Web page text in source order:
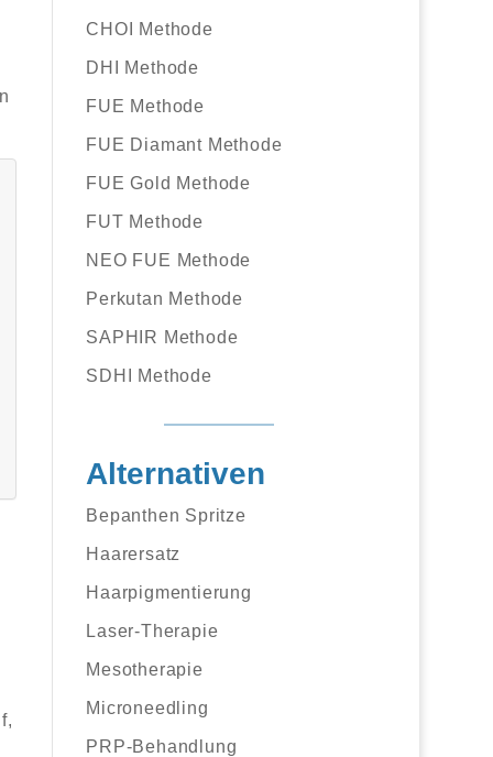
CHOI Methode
DHI Methode
FUE Methode
FUE Diamant Methode
FUE Gold Methode
FUT Methode
NEO FUE Methode
Perkutan Methode
SAPHIR Methode
SDHI Methode
Alternativen
Bepanthen Spritze
Haarersatz
Haarpigmentierung
Laser-Therapie
Mesotherapie
Microneedling
PRP-Behandlung